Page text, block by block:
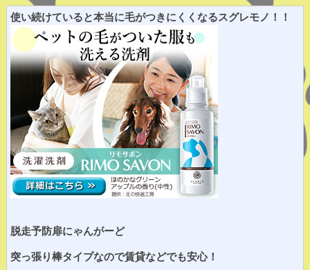
使い続けていると本当に毛がつきにくくなるスグレモノ！！
脱走予防扉にゃんがーど
突っ張り棒タイプなので賃貸などでも安心！